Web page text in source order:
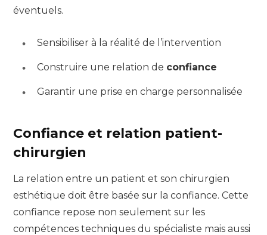
éventuels.
Sensibiliser à la réalité de l’intervention
Construire une relation de confiance
Garantir une prise en charge personnalisée
Confiance et relation patient-
chirurgien
La relation entre un patient et son chirurgien
esthétique doit être basée sur la confiance. Cette
confiance repose non seulement sur les
compétences techniques du spécialiste mais aussi